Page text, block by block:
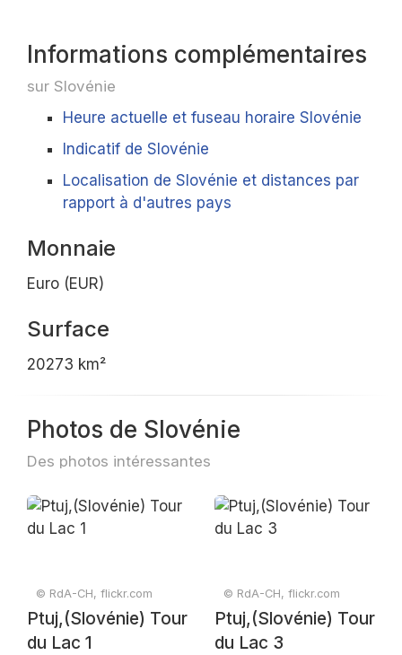
Informations complémentaires
sur Slovénie
Heure actuelle et fuseau horaire Slovénie
Indicatif de Slovénie
Localisation de Slovénie et distances par
rapport à d'autres pays
Monnaie
Euro (EUR)
Surface
20273 km²
Photos de Slovénie
Des photos intéressantes
© RdA-CH, flickr.com
Ptuj,(Slovénie) Tour
du Lac 1
© RdA-CH, flickr.com
Ptuj,(Slovénie) Tour
du Lac 3